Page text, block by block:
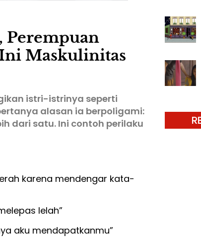
Perempuan
Maskulinitas
istri-istrinya seperti
alasan ia berpoligami:
dari satu. Ini contoh perilaku
karena mendengar kata-
lelah”
aku mendapatkanmu”